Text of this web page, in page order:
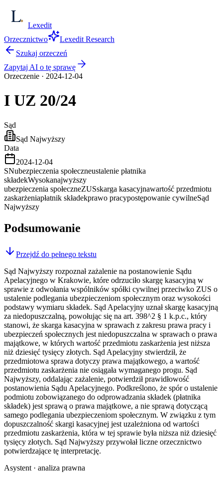
Lexedit
Orzecznictwo
Lexedit Research
Szukaj orzeczeń
Zapytaj AI o tę sprawę
Orzeczenie · 2024-12-04
I UZ 20/24
Sąd
Sąd Najwyższy
Data
2024-12-04
SNubezpieczenia społeczneustalenie płatnika
składekWysokanajwyższy
ubezpieczenia społeczneZUSskarga kasacyjnawartość przedmiotu
zaskarżeniapłatnik składekprawo pracypostępowanie cywilneSąd
Najwyższy
Podsumowanie
Przejdź do pełnego tekstu
Sąd Najwyższy rozpoznał zażalenie na postanowienie Sądu
Apelacyjnego w Krakowie, które odrzuciło skargę kasacyjną w
sprawie z odwołania wspólników spółki cywilnej przeciwko ZUS o
ustalenie podlegania ubezpieczeniom społecznym oraz wysokości
podstawy wymiaru składek. Sąd Apelacyjny uznał skargę kasacyjną
za niedopuszczalną, powołując się na art. 398^2 § 1 k.p.c., który
stanowi, że skarga kasacyjna w sprawach z zakresu prawa pracy i
ubezpieczeń społecznych jest niedopuszczalna w sprawach o prawa
majątkowe, w których wartość przedmiotu zaskarżenia jest niższa
niż dziesięć tysięcy złotych. Sąd Apelacyjny stwierdził, że
przedmiotowa sprawa dotyczy prawa majątkowego, a wartość
przedmiotu zaskarżenia nie osiągała wymaganego progu. Sąd
Najwyższy, oddalając zażalenie, potwierdził prawidłowość
postanowienia Sądu Apelacyjnego. Podkreślono, że spór o ustalenie
podmiotu zobowiązanego do odprowadzania składek (płatnika
składek) jest sprawą o prawa majątkowe, a nie sprawą dotyczącą
samego podlegania ubezpieczeniom społecznym. W związku z tym
dopuszczalność skargi kasacyjnej jest uzależniona od wartości
przedmiotu zaskarżenia, która w tej sprawie była niższa niż dziesięć
tysięcy złotych. Sąd Najwyższy przywołał liczne orzecznictwo
potwierdzające tę interpretację.
Asystent · analiza prawna